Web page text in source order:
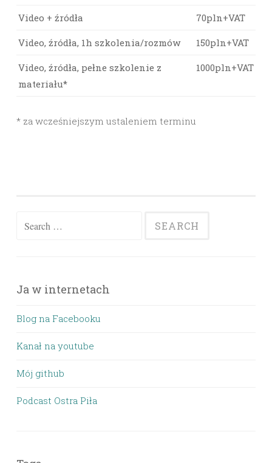
Video + źródła 70pln+VAT
Video, źródła, 1h szkolenia/rozmów 150pln+VAT
Video, źródła, pełne szkolenie z
materiału*
1000pln+VAT
* za wcześniejszym ustaleniem terminu
Search
Ja w internetach
Blog na Facebooku
Kanał na youtube
Mój github
Podcast Ostra Piła